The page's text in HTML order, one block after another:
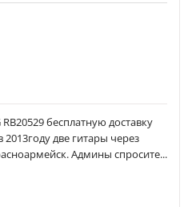
RB20529 бесплатную доставку
две гитары через
Админы спросите...